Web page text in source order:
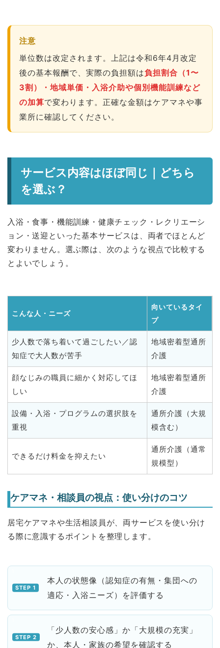
注意
単位数は改定されます。上記は令和6年4月改定
後の基本報酬で、実際の負担額は負担割合（1〜
3割）・地域単価・入浴介助や個別機能訓練など
の加算で変わります。正確な金額はケアマネや事
業所に確認してください。
サービス内容はほぼ同じ｜どちら
を選ぶ？
入浴・食事・機能訓練・健康チェック・レクリエーシ
ョン・送迎といった基本サービスは、両者でほとんど
変わりません。選ぶ際は、次のような視点で比較する
とよいでしょう。
こんな人・ニーズ
向いているタイ
プ
少人数で落ち着いて過ごしたい／認
知症で大人数が苦手
地域密着型通所
介護
顔なじみの職員に細かく対応してほ
しい
地域密着型通所
介護
設備・入浴・プログラムの選択肢を
重視
通所介護（大規
模含む）
できるだけ料金を抑えたい
通所介護（通常
規模型）
ケアマネ・相談員の視点：使い分けのコツ
居宅ケアマネや生活相談員が、両サービスを使い分け
る際に意識するポイントを整理します。
本人の状態像（認知症の有無・集団への
適応・入浴ニーズ）を評価する
「少人数の安心感」か「大規模の充実」
か、本人・家族の希望を確認する